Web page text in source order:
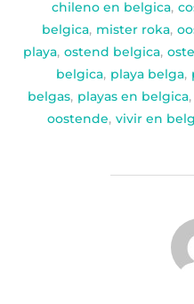
chileno en belgica,
belgica, mister roka,
playa, ostend belgica,
belgica, playa belga,
belgas, playas en belgica,
oostende, vivir en
AUTOR DE